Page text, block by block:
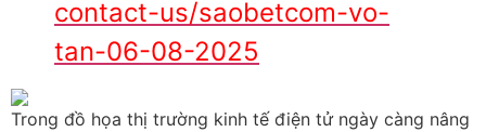
contact-us/saobetcom-vo-
tan-06-08-2025
Trong đồ họa thị trường kinh tế điện tử ngày càng nâng